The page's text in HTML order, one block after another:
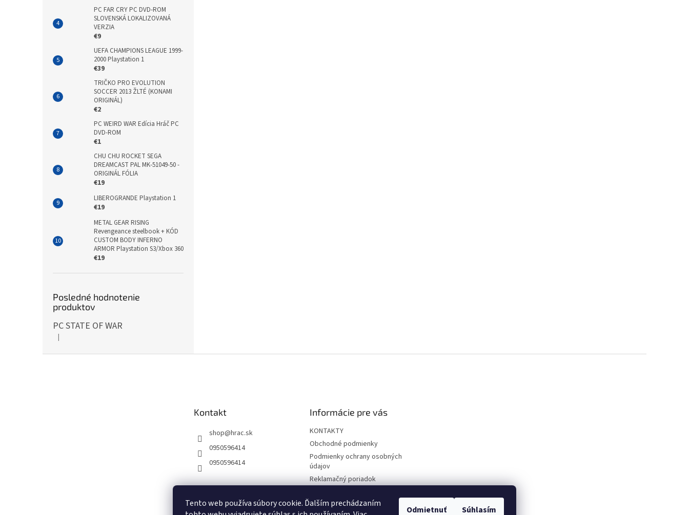
Tento web používa súbory cookie. Ďalším prechádzaním
Odmietnuť Súhlasím
PC FAR CRY PC DVD-ROM
SLOVENSKÁ LOKALIZOVANÁ
VERZIA
€9
UEFA CHAMPIONS LEAGUE 1999-
2000 Playstation 1
€39
TRIČKO PRO EVOLUTION
SOCCER 2013 ŽLTÉ (KONAMI
ORIGINÁL)
€2
PC WEIRD WAR Edícia Hráč PC
DVD-ROM
€1
CHU CHU ROCKET SEGA
DREAMCAST PAL MK-51049-50 -
ORIGINÁL FÓLIA
€19
LIBEROGRANDE Playstation 1
€19
METAL GEAR RISING
Revengeance steelbook + KÓD
CUSTOM BODY INFERNO
ARMOR Playstation S3/Xbox 360
€19
Posledné hodnotenie
produktov
PC STATE OF WAR
Hodnotenie produktu je 5 z 5 hviezdičiek.
|
Kontakt
shop@hrac.sk
0950596414
0950596414
Informácie pre vás
KONTAKTY
Obchodné podmienky
Podmienky ochrany osobných
údajov
Reklamačný poriadok
zmluvy